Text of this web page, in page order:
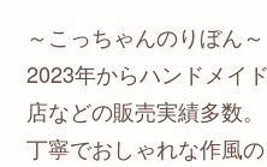
～こっちゃんのりぼん～
2023年からハンドメイ
店などの販売実績多数。
丁寧でおしゃれな作風